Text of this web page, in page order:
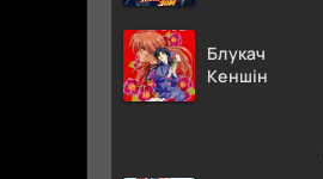
НО КЕН /
Кулак
Блукач
Кеншін